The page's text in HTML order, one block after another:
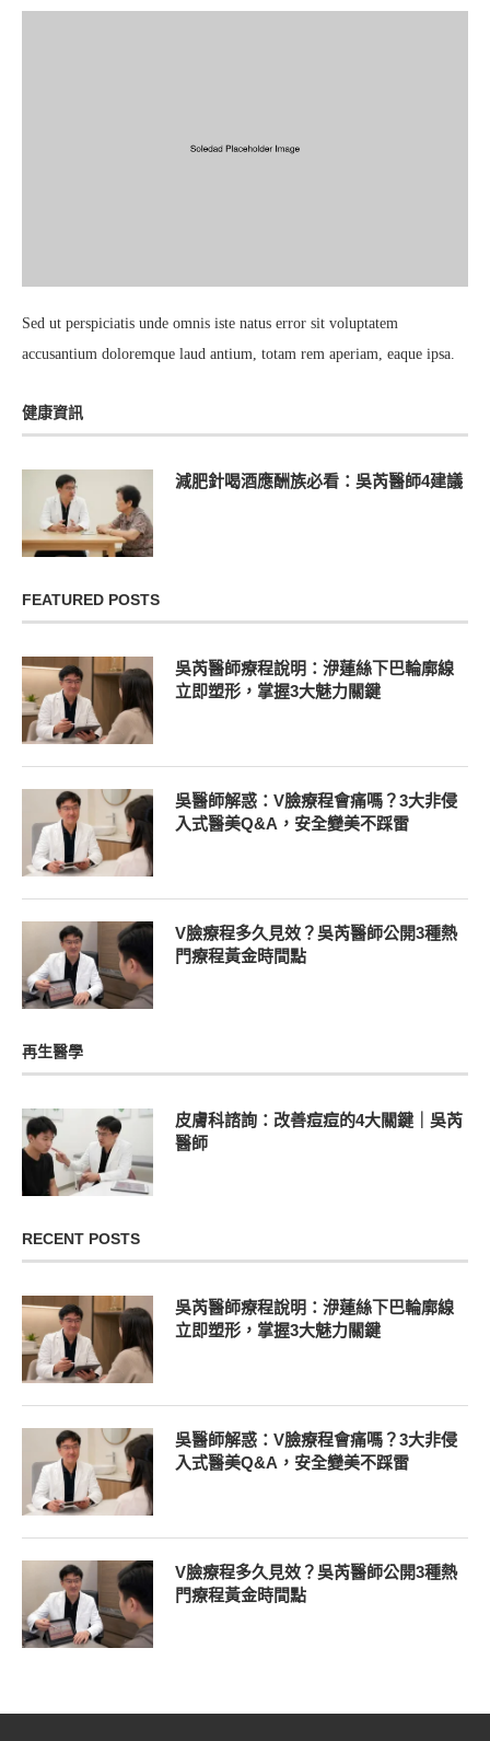
Sed ut perspiciatis unde omnis iste natus error sit voluptatem
accusantium doloremque laud antium, totam rem aperiam, eaque ipsa.
健康資訊
減肥針喝酒應酬族必看：吳芮醫師4建議
FEATURED POSTS
吳芮醫師療程說明：洢蓮絲下巴輪廓線
立即塑形，掌握3大魅力關鍵
吳醫師解惑：V臉療程會痛嗎？3大非侵
入式醫美Q&A，安全變美不踩雷
V臉療程多久見效？吳芮醫師公開3種熱
門療程黃金時間點
再生醫學
皮膚科諮詢：改善痘痘的4大關鍵｜吳芮
醫師
RECENT POSTS
吳芮醫師療程說明：洢蓮絲下巴輪廓線
立即塑形，掌握3大魅力關鍵
吳醫師解惑：V臉療程會痛嗎？3大非侵
入式醫美Q&A，安全變美不踩雷
V臉療程多久見效？吳芮醫師公開3種熱
門療程黃金時間點